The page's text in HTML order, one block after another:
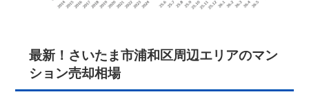
最新！さいたま市浦和区周辺エリアのマン
ション売却相場